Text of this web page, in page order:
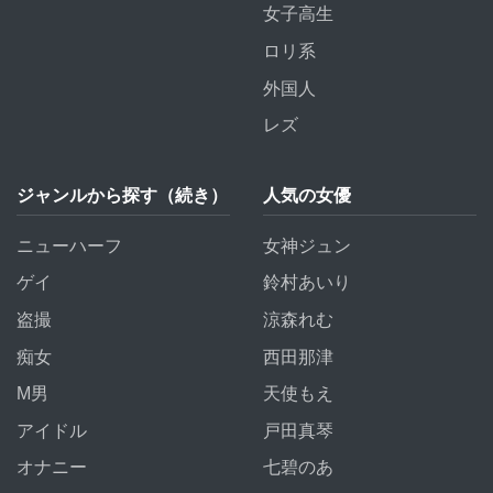
女子高生
ロリ系
外国人
レズ
ジャンルから探す（続き）
ニューハーフ
ゲイ
盗撮
痴女
M男
アイドル
オナニー
人気の女優
女神ジュン
鈴村あいり
涼森れむ
西田那津
天使もえ
戸田真琴
七碧のあ